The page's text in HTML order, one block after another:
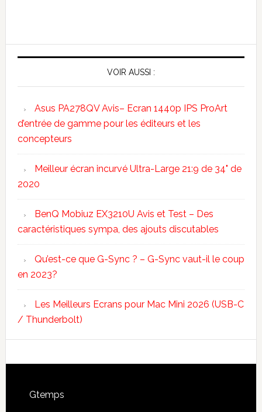
VOIR AUSSI :
Asus PA278QV Avis– Ecran 1440p IPS ProArt
d’entrée de gamme pour les éditeurs et les
concepteurs
Meilleur écran incurvé Ultra-Large 21:9 de 34" de
2020
BenQ Mobiuz EX3210U Avis et Test – Des
caractéristiques sympa, des ajouts discutables
Qu’est-ce que G-Sync ? – G-Sync vaut-il le coup
en 2023?
Les Meilleurs Ecrans pour Mac Mini 2026 (USB-C
/ Thunderbolt)
Footer
Gtemps